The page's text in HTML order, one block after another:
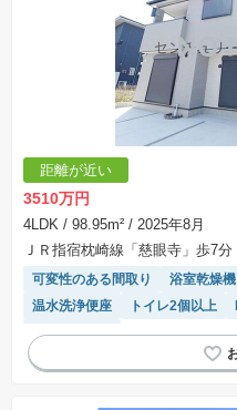
距離が近い
3510万円
4LDK / 98.95m² / 2025年8月
ＪＲ指宿枕崎線「慈眼寺」歩7分
可変性のある間取り 浴室乾燥機
温水洗浄便座
トイレ2個以上
閑静な住宅地